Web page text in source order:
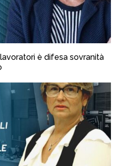
è difesa sovranità